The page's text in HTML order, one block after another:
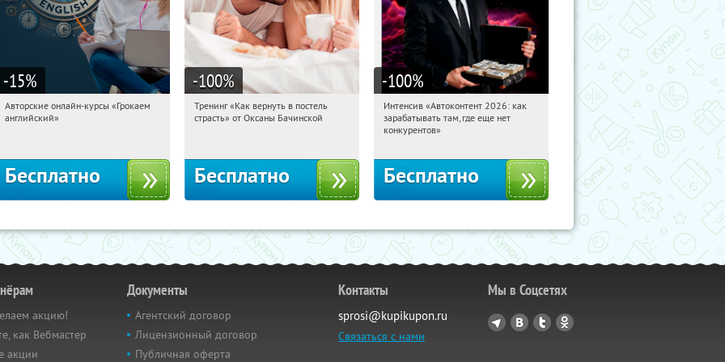
-15%
10:26:32 Получили:
Авторские онлайн-курсы «Грокаем
английский»
Бесплатно
-100%
10:26:32 Получили:
Тренинг «Как вернуть в постель
страсть» от Оксаны Бачинской
Бесплатно
-100%
10:26:32 Получили:
Россия
Интенсив «Автоконтент 2026: как
зарабатывать там, где еще нет
конкурентов»
Бесплатно
акцию!
как Вебмастер
акции
Документы
Агентский договор
Лицензионный договор
Публичная оферта
Контакты
sprosi@kupikupon.ru
Связаться с нами
Мы в Соцсетях